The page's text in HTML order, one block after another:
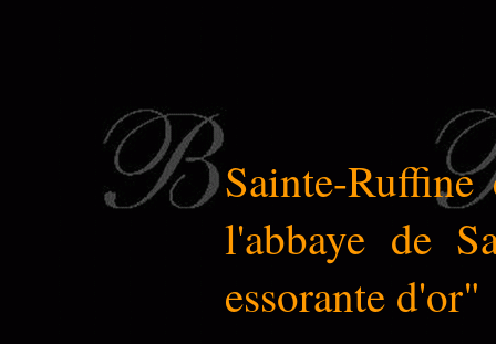
Sainte-
l'abbaye de
essorante